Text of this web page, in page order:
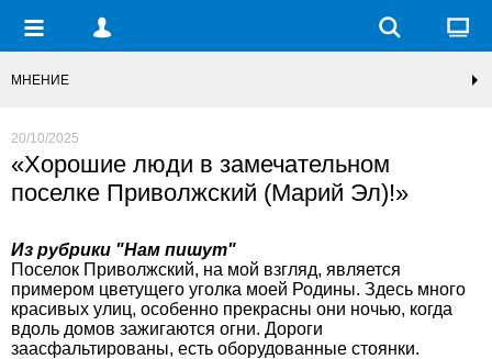
МНЕНИЕ
20/10/2025
«Хорошие люди в замечательном
поселке Приволжский (Марий Эл)!»
Из рубрики "Нам пишут"
Поселок Приволжский, на мой взгляд, является
примером цветущего уголка моей Родины. Здесь много
красивых улиц, особенно прекрасны они ночью, когда
вдоль домов зажигаются огни. Дороги
заасфальтированы, есть оборудованные стоянки.